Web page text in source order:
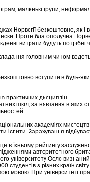
маленькі групи,
Норвегії безкоштовне, як і
Проте благополучна
витрати будуть потрібні
головним чином
вступити в будь-
практичних дисциплін.
шкіл, за навчання в яких
академіях
іспити. Зарахування
в їхньому рейтингу
авторитетного
університету Осло
студентів з різних країн
мовою. При університеті